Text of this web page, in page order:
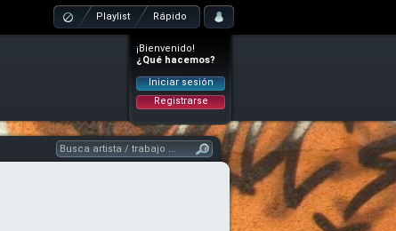
Playlist Rápido
¡Bienvenido!
¿Qué hacemos?
Iniciar sesión
Registrarse